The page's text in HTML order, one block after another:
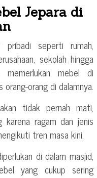
Jepara di
pribadi seperti rumah,
sekolah hingga
memerlukan mebel di
orang di dalamnya.
tidak pernah mati,
karena ragam dan jenis
tren masa kini.
di dalam masjid,
yang cukup sering